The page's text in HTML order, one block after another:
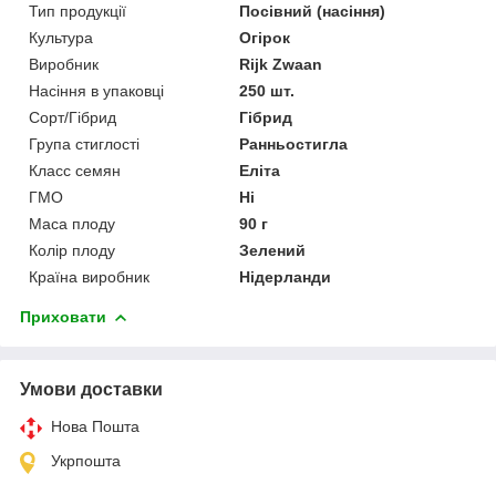
Тип продукції
Посівний (насіння)
Культура
Огірок
Виробник
Rijk Zwaan
Насіння в упаковці
250 шт.
Сорт/Гібрид
Гібрид
Група стиглості
Ранньостигла
Класс семян
Еліта
ГМО
Ні
Маса плоду
90 г
Колір плоду
Зелений
Країна виробник
Нідерланди
Приховати
Умови доставки
Нова Пошта
Укрпошта